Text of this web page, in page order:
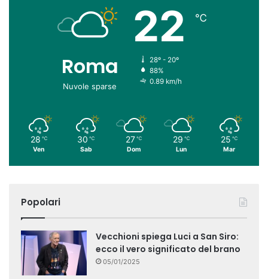
Roma
Nuvole sparse
22 ℃
28º - 20º
88%
0.89 km/h
28 ℃
Ven
30 ℃
Sab
27 ℃
Dom
29 ℃
Lun
25 ℃
Mar
Popolari
Vecchioni spiega Luci a San Siro:
ecco il vero significato del brano
05/01/2025